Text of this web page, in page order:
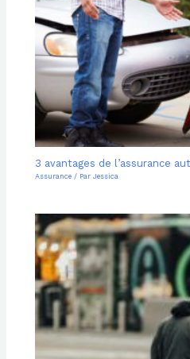
3 avantages de l’assurance
Assurance / ParJessica